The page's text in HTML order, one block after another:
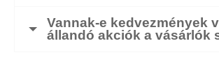
Vannak-e kedvezmények
állandó akciók a vásárlók